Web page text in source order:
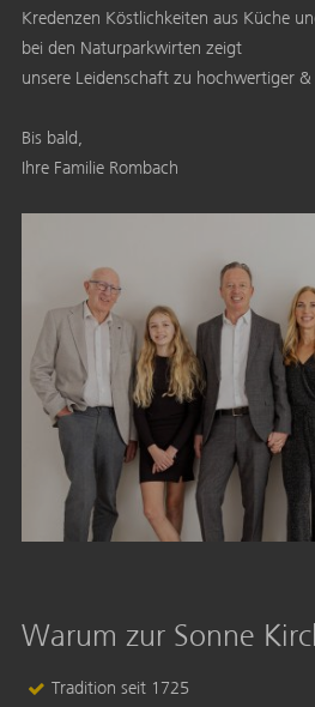
Kredenzen Köstlichkeiten aus Küche
bei den Naturparkwirten zeigt
unsere Leidenschaft zu hochwertiger &
Bis bald,
Ihre Familie Rombach
Warum zur Sonne
Tradition seit 1725